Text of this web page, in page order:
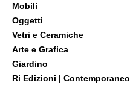
Mobili
Oggetti
Vetri e Ceramiche
Arte e Grafica
Giardino
Ri Edizioni | Contemporaneo